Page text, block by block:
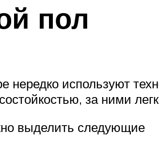
пол
нередко используют
за ними
выделить следующие